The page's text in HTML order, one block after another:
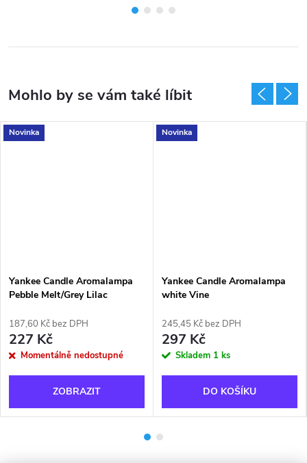
Novinka
Yankee Candle Aromalampa
Pebble Melt/Grey Lilac
187,60 Kč bez DPH
227 Kč
Momentálně nedostupné
ZOBRAZIT
Novinka
Yankee Candle Aromalampa
white Vine
245,45 Kč bez DPH
297 Kč
Skladem 1 ks
DO KOŠÍKU